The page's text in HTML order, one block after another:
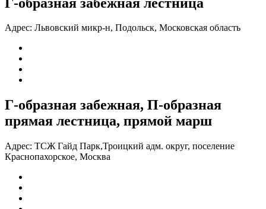
Адрес: Львовский микр-н, Подольск, Московская область
Г-образная забежная, П-образная
прямая лестница, прямой марш
Адрес: ТСЖ Гайд Парк,Троицкий адм. округ, поселение
Краснопахорское, Москва